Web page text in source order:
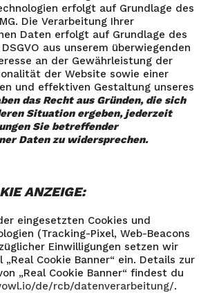
erfolgt auf Grundlage des
Die Verarbeitung Ihrer
Daten erfolgt auf Grundlage des
aus unserem überwiegenden
an der Gewährleistung der
der Website sowie einer
und effektiven Gestaltung unseres
das Recht aus Gründen, die sich
Situation ergeben, jederzeit
Sie betreffender
Daten zu widersprechen.
ANZEIGE:
eingesetzten Cookies und
(Tracking-Pixel, Web-Beacons
Einwilligungen setzen wir
„Real Cookie Banner“ ein. Details zur
„Real Cookie Banner“ findest du
de/rcb/datenverarbeitung/.